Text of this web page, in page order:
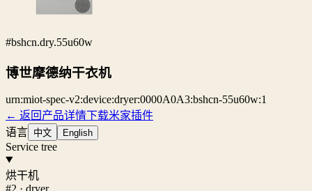
#bshcn.dry.55u60w
博世摩德纳干衣机
urn:miot-spec-v2:device:dryer:0000A0A3:bshcn-55u60w:1
← 返回产品详情下载米家插件
语言 中文 English
Service tree
烘干机